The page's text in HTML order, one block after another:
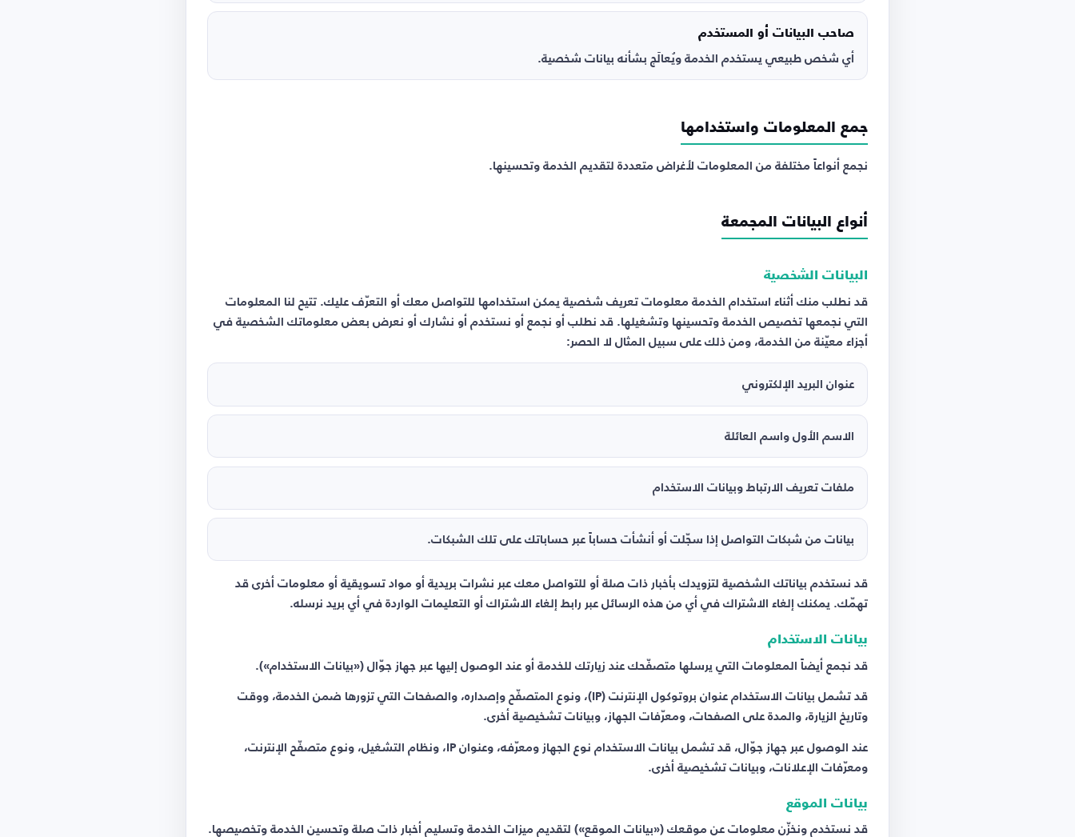
صاحب البيانات أو المستخدم
أي شخص طبيعي يستخدم الخدمة ويُعالَج بشأنه بيانات شخصية.
جمع المعلومات واستخدامها
نجمع أنواعاً مختلفة من المعلومات لأغراض متعددة لتقديم الخدمة وتحسينها.
أنواع البيانات المجمعة
البيانات الشخصية
قد نطلب منك أثناء استخدام الخدمة معلومات تعريف شخصية يمكن استخدامها للتواصل معك أو التعرّف عليك. تتيح لنا المعلومات
التي نجمعها تخصيص الخدمة وتحسينها وتشغيلها. قد نطلب أو نجمع أو نستخدم أو نشارك أو نعرض بعض معلوماتك الشخصية في
أجزاء معيّنة من الخدمة، ومن ذلك على سبيل المثال لا الحصر:
عنوان البريد الإلكتروني
الاسم الأول واسم العائلة
ملفات تعريف الارتباط وبيانات الاستخدام
بيانات من شبكات التواصل إذا سجّلت أو أنشأت حساباً عبر حساباتك على تلك الشبكات.
قد نستخدم بياناتك الشخصية لتزويدك بأخبار ذات صلة أو للتواصل معك عبر نشرات بريدية أو مواد تسويقية أو معلومات أخرى قد
تهمّك. يمكنك إلغاء الاشتراك في أي من هذه الرسائل عبر رابط إلغاء الاشتراك أو التعليمات الواردة في أي بريد نرسله.
بيانات الاستخدام
قد نجمع أيضاً المعلومات التي يرسلها متصفّحك عند زيارتك للخدمة أو عند الوصول إليها عبر جهاز جوّال («بيانات الاستخدام»).
قد تشمل بيانات الاستخدام عنوان بروتوكول الإنترنت (IP)، ونوع المتصفّح وإصداره، والصفحات التي تزورها ضمن الخدمة، ووقت
وتاريخ الزيارة، والمدة على الصفحات، ومعرّفات الجهاز، وبيانات تشخيصية أخرى.
عند الوصول عبر جهاز جوّال، قد تشمل بيانات الاستخدام نوع الجهاز ومعرّفه، وعنوان IP، ونظام التشغيل، ونوع متصفّح الإنترنت،
ومعرّفات الإعلانات، وبيانات تشخيصية أخرى.
بيانات الموقع
قد نستخدم ونخزّن معلومات عن موقعك («بيانات الموقع») لتقديم ميزات الخدمة وتسليم أخبار ذات صلة وتحسين الخدمة وتخصيصها.